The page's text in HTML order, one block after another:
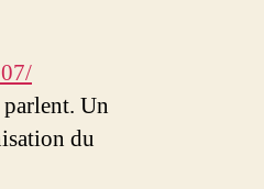
Un
du